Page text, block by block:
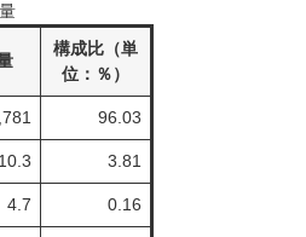
構成比（単
位：％）
96.03
3.81
4.7 0.16